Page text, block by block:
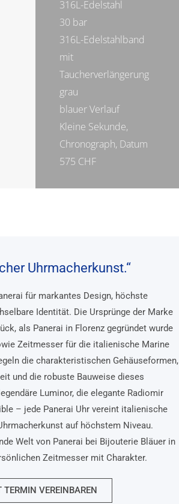
316L-Edelstahl
30 bar
316L-Edelstahlband
mit
Taucherverlängerung
grau
blauer Verlauf
Kleine Sekunde,
Chronograph, Datum
575 CHF
Uhrmacherkunst.“
für markantes Design, höchste
Identität. Die Ursprünge der Marke
als Panerai in Florenz gegründet wurde
Zeitmesser für die italienische Marine
die charakteristischen Gehäuseformen,
und die robuste Bauweise dieses
Luminor, die elegante Radiomir
– jede Panerai Uhr vereint italienische
auf höchstem Niveau.
Welt von Panerai bei Bijouterie Bläuer in
Zeitmesser mit Charakter.
TERMIN VEREINBAREN